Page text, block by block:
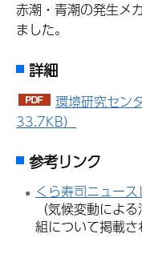
赤潮・青潮の発生メ
ました。
詳細
環境研究セン
33.7KB）
参考リンク
くら寿司ニュー
（気候変動によ
組について掲載さ